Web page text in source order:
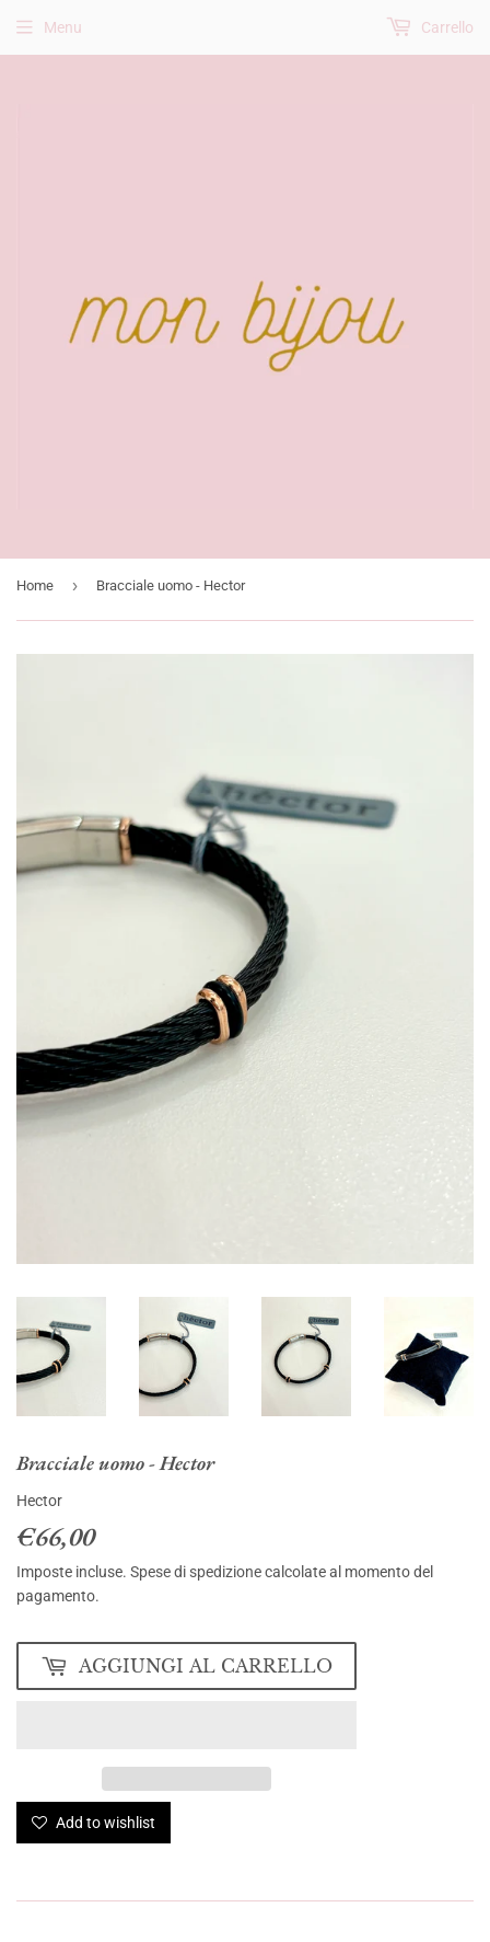
Menu Carrello
Home › Bracciale uomo - Hector
Bracciale uomo - Hector
Hector
€66,00€66,00
Imposte incluse. Spese di spedizionecalcolate al momento del
pagamento.
AGGIUNGI AL CARRELLO
Add to wishlist